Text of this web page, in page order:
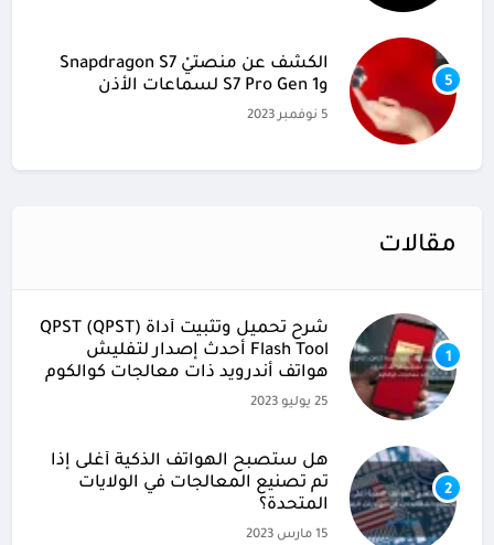
5
الكشف عن منصتيْ Snapdragon S7
وS7 Pro Gen 1 لسماعات الأذن
5 نوفمبر 2023
مقالات
1
شرح تحميل وتثبيت أداة (QPST (QPST
Flash Tool أحدث إصدار لتفليش
هواتف أندرويد ذات معالجات كوالكوم
25 يوليو 2023
2
هل ستصبح الهواتف الذكية أغلى إذا
تم تصنيع المعالجات في الولايات
المتحدة؟
15 مارس 2023